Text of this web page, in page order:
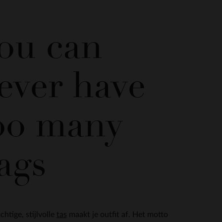
can
have
many
stijlvolle tas maakt je outfit af. Het motto